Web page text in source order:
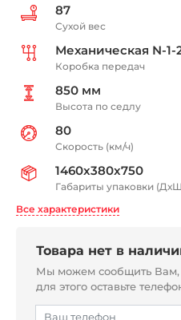
87
Сухой вес
Механическая N-1-
Коробка передач
850 мм
Высота по седлу
80
Скорость (км/ч)
1460x380x750
Габариты упаковки
Все характеристики
Товара нет в
Мы можем сообщить Вам,
для этого оставьте